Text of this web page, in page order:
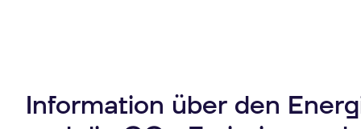
Information über den